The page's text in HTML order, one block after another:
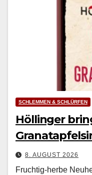
SCHLEMMEN & SCHLÜRFEN
Höllinger
8. AUGUST 2026
Fruchtig-herbe